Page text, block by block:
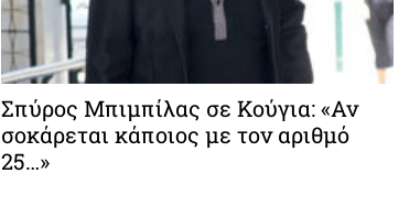
Σπύρος Μπιμπίλας σε Κούγια: «Αν
σοκάρεται κάποιος με τον αριθμό
25…»